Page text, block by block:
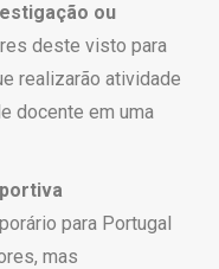
ou
deste visto para
realizarão atividade
docente em uma
para Portugal
mas